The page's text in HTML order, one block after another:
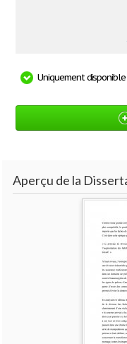
Uniquement
Aperçu de la